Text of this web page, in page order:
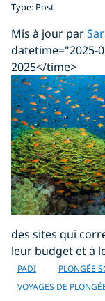
Type: Post
Mis à jour par
datetime="2025-
2025</time>
des sites qui
leur budget et à
PADI PLONGÉE
VOYAGES DE